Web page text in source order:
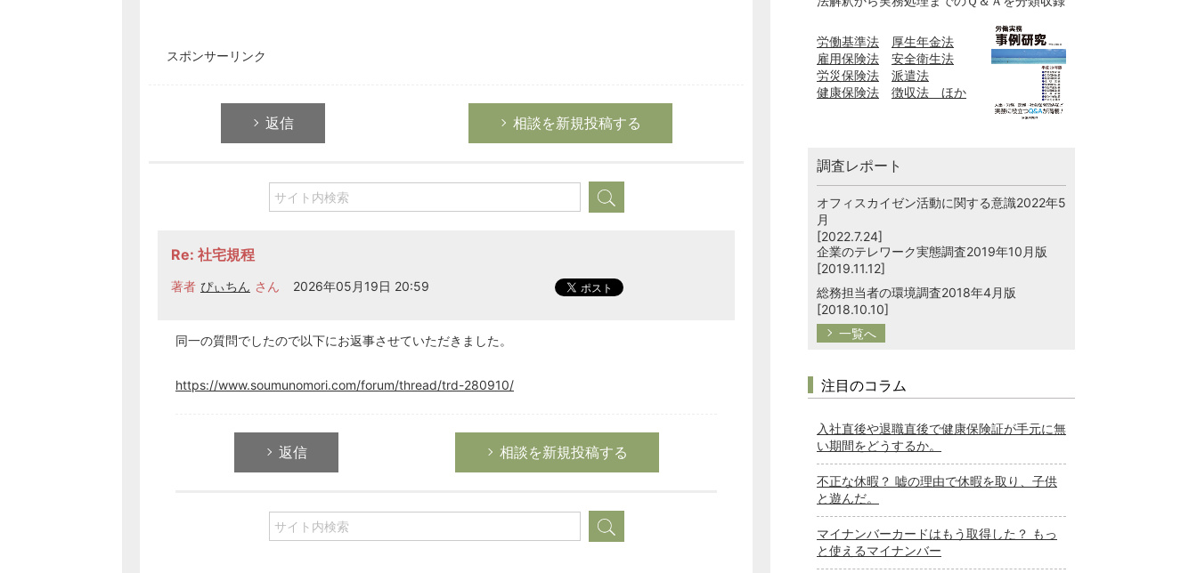
スポンサーリンク
返信 相談を新規投稿する
Re: 社宅規程
著者 ぴぃちん さん 2026年05月19日 20:59
同一の質問でしたので以下にお返事させていただきました。
https://www.soumunomori.com/forum/thread/trd-280910/
返信 相談を新規投稿する
どのカテゴリーに投稿しますか？
企業法務
総務の給湯室
秘書のノウハウ
労働基準法
厚生年金法
雇用保険法
安全衛生法
労災保険法
派遣法
健康保険法
徴収法 ほか
調査レポート
オフィスカイゼン活動に関する意識2022年5
月
[2022.7.24]
企業のテレワーク実態調査2019年10月版
[2019.11.12]
総務担当者の環境調査2018年4月版
[2018.10.10]
一覧へ
注目のコラム
入社直後や退職直後で健康保険証が手元に無
い期間をどうするか。
不正な休暇？ 嘘の理由で休暇を取り、子供
と遊んだ。
マイナンバーカードはもう取得した？ もっ
と使えるマイナンバー